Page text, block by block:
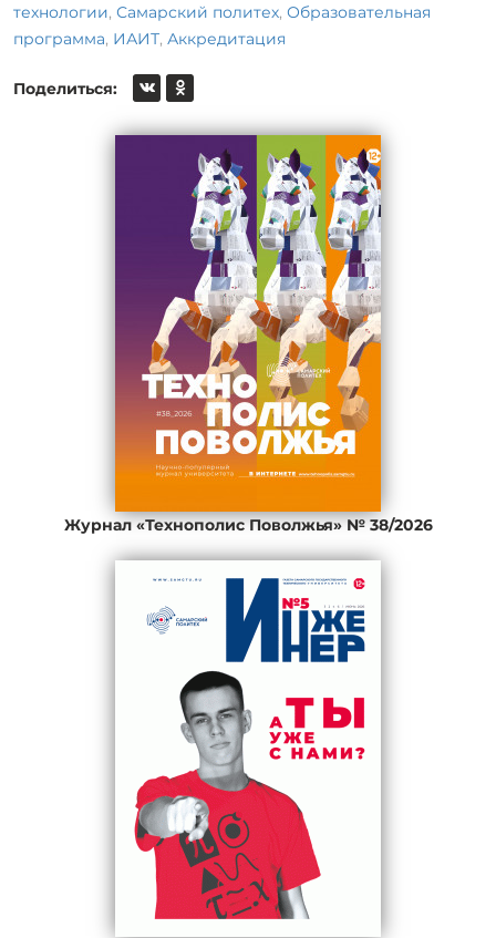
технологии, Самарский политех, Образовательная
программа, ИАИТ, Аккредитация
Поделиться:
Журнал «Технополис Поволжья» № 38/2026